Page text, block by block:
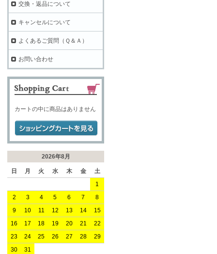
交換・返品について
キャンセルについて
よくあるご質問（Ｑ＆Ａ）
お問い合わせ
カートの中に商品はありません
2026年8月
日 月 火 水 木 金
土
1
2
3 4 5 6 7
8
9
10 11 12 13 14
15
16
17 18 19 20 21
22
23
24 25 26 27 28
29
30
31